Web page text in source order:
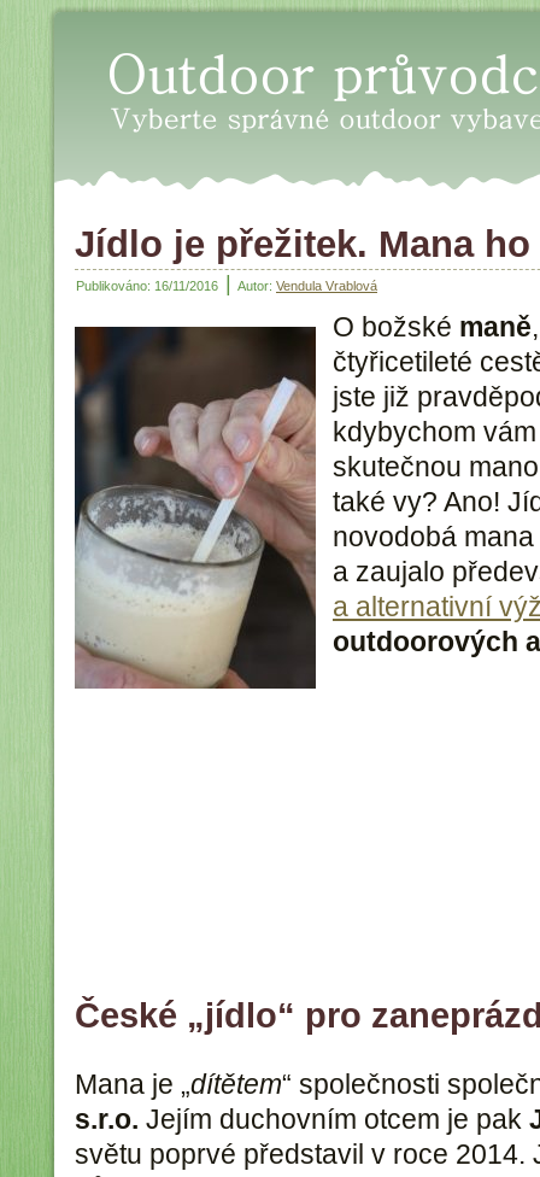
Jídlo je přežitek. Mana
Publikováno: 16/11/2016 Autor: Vendula Vrablová
O božské maně
čtyřicetileté
jste již
kdybychom
skutečnou
také vy? Ano!
novodobá
a zaujalo
a alternativní
outdoorových
České „jídlo“ pro
Mana je „dítětem“ společnosti
s.r.o. Jejím duchovním otcem je pak
světu poprvé představil v roce 2014.